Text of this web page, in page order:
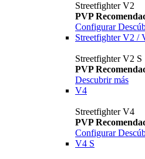
Streetfighter V2
PVP
Configurar
Streetfighter V2 /
Streetfighter V2 S
PVP
Descubrir más
V4
Streetfighter V4
PVP
Configurar
V4 S